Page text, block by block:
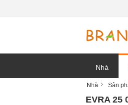
Nhà
Nhà Sản
EVRA 25